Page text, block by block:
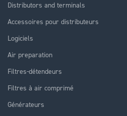
Distributors and terminals
Accessoires pour distributeurs
Logiciels
Air preparation
Filtres-détendeurs
Filtres à air comprimé
Générateurs